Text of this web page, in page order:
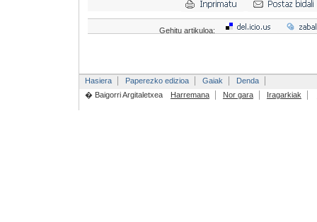
Gehitu artikuloa:
Hasiera Paperezko edizioa Gaiak
Denda
� Baigorri Argitaletxea
Harremana Nor gara Iragarkiak